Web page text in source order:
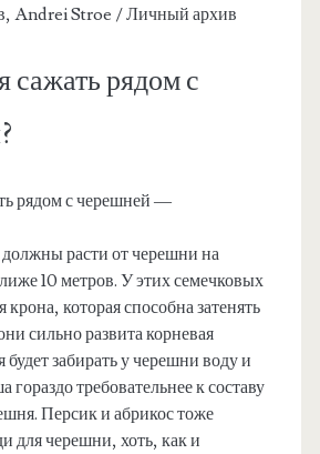
Andrei Stroe / Личный архив
сажать рядом с
рядом с черешней —
расти от черешни на
10 метров. У этих семечковых
которая способна затенять
сильно развита корневая
будет забирать у черешни воду и
требовательнее к составу
Персик и абрикос тоже
для черешни, хоть, как и